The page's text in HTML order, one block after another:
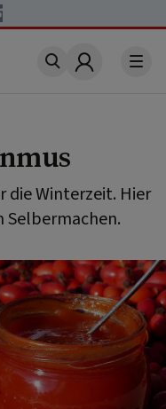
Account
Winterzeit. Hier
Selbermachen.